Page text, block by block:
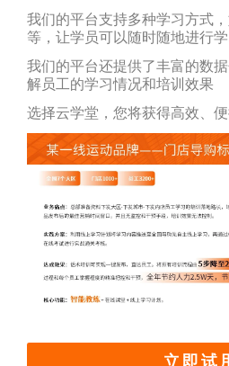
我们的平台支持多种学习方式
等，让学员可以随时随地进行
我们的平台还提供了丰富的数
解员工的学习情况和培训效果
选择云学堂，您将获得高效、
立即试